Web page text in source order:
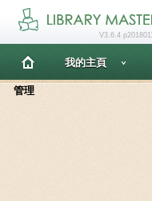
V3.6.4
我的主頁
管理